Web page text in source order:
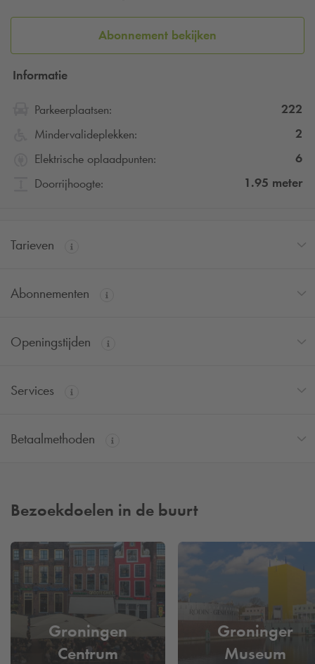
Abonnement bekijken
Informatie
Parkeerplaatsen:
222
Mindervalideplekken:
2
Elektrische oplaadpunten:
6
Doorrijhoogte:
1.95 meter
Tarieven
Abonnementen
Openingstijden
Services
Betaalmethoden
Bezoekdoelen in de buurt
Groningen
Centrum
Groninger
Museum